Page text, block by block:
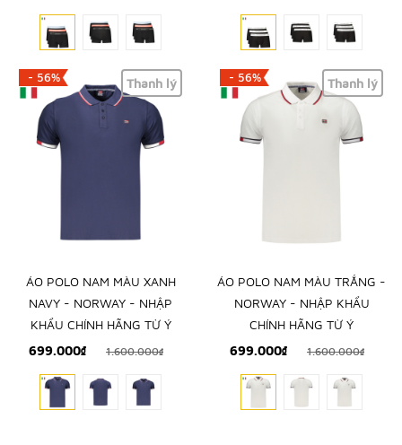
- 56% Thanh lý
ÁO POLO NAM MÀU XANH
NAVY - NORWAY - NHẬP
KHẨU CHÍNH HÃNG TỪ Ý
699.000₫
1.600.000₫
- 56% Thanh lý
ÁO POLO NAM MÀU TRẮNG -
NORWAY - NHẬP KHẨU
CHÍNH HÃNG TỪ Ý
699.000₫
1.600.000₫